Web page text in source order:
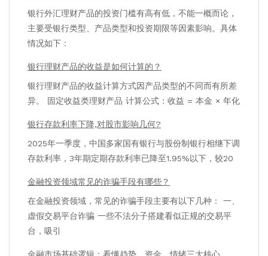
银行外汇理财产品的投资门槛有高有低，不能一概而论，
主要受银行类型、产品类型和投资期限等因素影响。具体
情况如下：
银行理财产品的收益是如何计算的？
银行理财产品的收益计算方式因产品类型的不同而有所差
异。 固定收益类理财产品 计算公式：收益 = 本金 × 年化
银行存款利率下降,对股市影响几何?
2025年一季度，中国多家国有银行与股份制银行相继下调
存款利率，3年期定期存款利率已降至1.95%以下，较20
金融投资领域常见的诈骗手段有哪些？
在金融投资领域，常见的诈骗手段主要有以下几种： 一、
虚假交易平台诈骗 一些不法分子搭建看似正规的交易平
台，吸引